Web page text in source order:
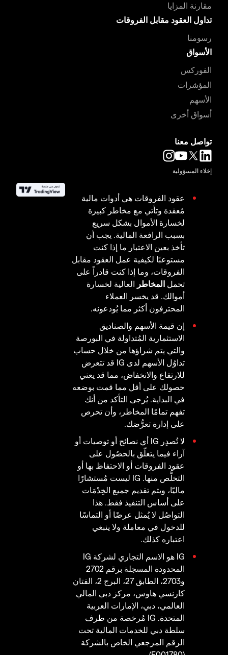
مقارنة المزايا
تداول العقود مقابل الفروقات
رسومنا
الأسواق
الفوركس
المؤشرات
الأسهم
أسواق أخرى
تواصل معنا
إخلاء المسؤولية
عقود الفروقات هي أدوات مالية
مُعقدة وتأتي مع مخاطر كبيرة
لخسارة الأموال بشكل سريع
بسبب الرافعة المالية. يجب أن
تأخذ بعين الاعتبار ما إذا كنت
مستوعبًا لكيفية عمل العقود مقابل
الفروقات، وما إذا كنت قادراً على
تحمل المخاطر العالية لخسارة
أموالك. قد يخسر العملاء
المحترفون أكثر مما يُودعونه.
إن قيمة الأسهم والصناديق
الاستثمارية المُتداولة في البورصة
والتي يتم شراؤها من خلال حساب
تداوُل الأسهم لدى IG قد تتعرض
للارتفاع والانخفاض، مما قد يعني
حصولك على أقل مما قمت بوضعه
في البداية. يُرجى التأكد من أنك
تفهم تمامًا المخاطر، وأن تحرص
على إدارة تعرُّضك.
لا تُصدِر IG أي نصائح أو توصيات أو
آراء فيما يتعلّق بالحصُول على
عقود الفروقات أو الاحتفاظ بها أو
التخلُّص منها. IG ليست مُستشارًا
ماليّا، ويتم تقديم جميع الخِدْمَات
على أساس التنفيذ فقط. هذا
التواصُل لا يُمثل عرضًا أو التماسًا
للدخول في معاملة ولا ينبغي
اعتباره كذلك.
IG هو الاسم التجاري لشركة IG
المحدودة المسجلة برقم 2702
و2703، الطابق 27، البرج 2، الفتان
كارنسي هاوس، مركز دبي المالي
العالمي، دبي، الإمارات العربية
المتحدة. IG مُرخصة من طرف
سلطة دبي للخدمات المالية تحت
الرقم المرجعي الخاص بالشركة